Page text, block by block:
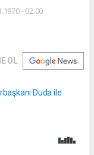
- 02:00
OL